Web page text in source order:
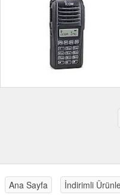
Ana Sayfa İndirimli